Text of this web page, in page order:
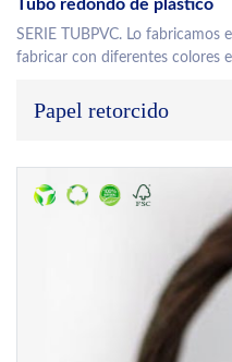
Tubo redondo de plástico
SERIE TUBPVC. Lo fabricamos
fabricar con diferentes colores
Papel retorcido